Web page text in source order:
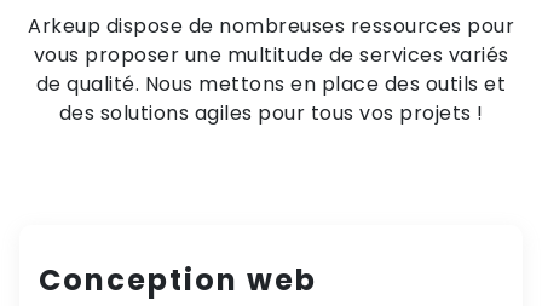
Arkeup dispose de nombreuses ressources pour
vous proposer une multitude de services variés
de qualité. Nous mettons en place des outils et
des solutions agiles pour tous vos projets !
Conception web